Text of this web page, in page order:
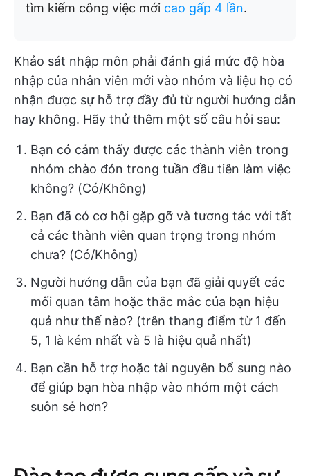
tìm kiếm công việc mới cao gấp 4 lần.
Khảo sát nhập môn phải đánh giá mức độ hòa
nhập của nhân viên mới vào nhóm và liệu họ có
nhận được sự hỗ trợ đầy đủ từ người hướng dẫn
hay không. Hãy thử thêm một số câu hỏi sau:
Bạn có cảm thấy được các thành viên trong
nhóm chào đón trong tuần đầu tiên làm việc
không? (Có/Không)
Bạn đã có cơ hội gặp gỡ và tương tác với tất
cả các thành viên quan trọng trong nhóm
chưa? (Có/Không)
Người hướng dẫn của bạn đã giải quyết các
mối quan tâm hoặc thắc mắc của bạn hiệu
quả như thế nào? (trên thang điểm từ 1 đến
5, 1 là kém nhất và 5 là hiệu quả nhất)
Bạn cần hỗ trợ hoặc tài nguyên bổ sung nào
để giúp bạn hòa nhập vào nhóm một cách
suôn sẻ hơn?